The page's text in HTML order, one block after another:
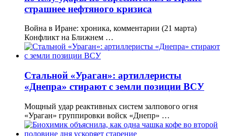
страшнее нефтяного кризиса
Война в Иране: хроника, комментарии (21 марта)
Конфликт на Ближнем …
Стальной «Ураган»: артиллеристы
«Днепра» стирают с земли позиции ВСУ
Мощный удар реактивных систем залпового огня
«Ураган» группировки войск «Днепр» …